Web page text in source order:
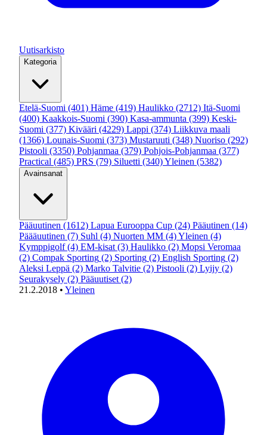
Uutisarkisto
Kategoria
Etelä-Suomi (401) Häme (419) Haulikko (2712) Itä-Suomi
(400) Kaakkois-Suomi (390) Kasa-ammunta (399) Keski-
Suomi (377) Kivääri (4229) Lappi (374) Liikkuva maali
(1366) Lounais-Suomi (373) Mustaruuti (348) Nuoriso (292)
Pistooli (3350) Pohjanmaa (379) Pohjois-Pohjanmaa (377)
Practical (485) PRS (79) Siluetti (340)Yleinen (5382)
Avainsanat
Pääuutinen (1612) Lapua Eurooppa Cup (24) Pääutinen (14)
Päääuutinen (7) Suhl (4) Nuorten MM (4)Yleinen (4)
Kymppigolf (4) EM-kisat (3) Haulikko (2) Mopsi Veromaa
(2) Compak Sporting (2) Sporting (2) English Sporting (2)
Aleksi Leppä (2) Marko Talvitie (2) Pistooli (2) Lyijy (2)
Seurakysely (2) Pääuutiset (2)
21.2.2018 • Yleinen